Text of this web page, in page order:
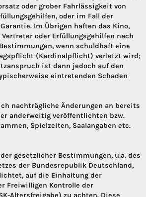
oder grober Fahrlässigkeit von
oder im Fall der
Im Übrigen haften das Kino,
oder Erfüllungsgehilfen nach
wenn schuldhaft eine
(Kardinalpflicht) verletzt wird;
ist dann jedoch auf den
eintretenden Schaden
nachträgliche Änderungen an bereits
anderweitig veröffentlichten bzw.
Spielzeiten, Saalangaben etc.
gesetzlicher Bestimmungen, u.a. des
der Bundesrepublik Deutschland,
auf die Einhaltung der
Freiwilligen Kontrolle der
Altersfreigabe) zu achten. Diese